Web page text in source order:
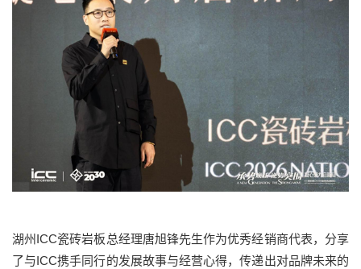
湖州ICC瓷砖岩板总经理唐旭锋先生作为优秀经销商代表，分享
了与ICC携手同行的发展故事与经营心得，传递出对品牌未来的